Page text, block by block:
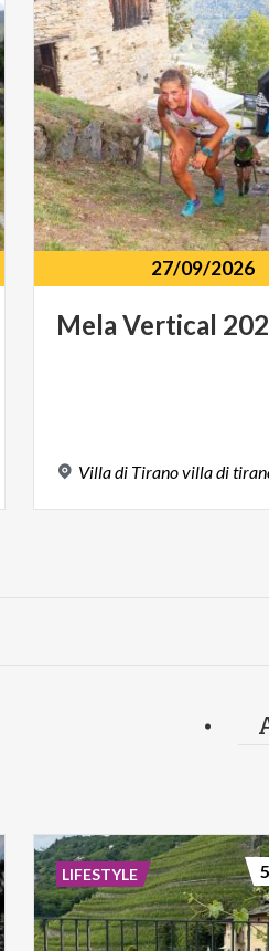
27/09/2026
Mela Vertical
Villadi Tiranovilladi
LIFESTYLE